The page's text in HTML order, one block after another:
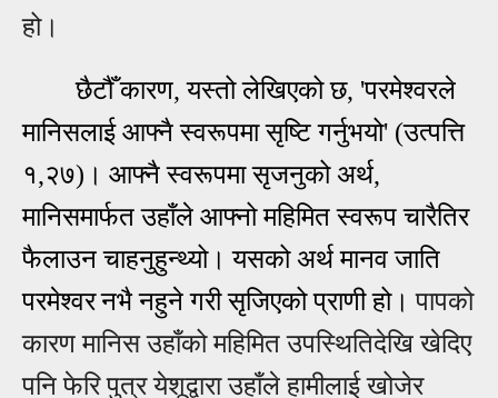
हो।
छैटौँ कारण, यस्तो लेखिएको छ, 'परमेश्वरले
मानिसलाई आफ्नै स्वरूपमा सृष्टि गर्नुभयो' (उत्पत्ति
१,२७)। आफ्नै स्वरूपमा सृजनुको अर्थ,
मानिसमार्फत उहाँले आफ्नो महिमित स्वरूप चारैतिर
फैलाउन चाहनुहुन्थ्यो। यसको अर्थ मानव जाति
परमेश्वरनभै नहुने गरी सृजिएको प्राणी हो।पापको
कारण मानिस उहाँको महिमित उपस्थितिदेखि खेदिए
पनि फेरिपुत्र येशूद्वारा उहाँले हामीलाई खोजेर